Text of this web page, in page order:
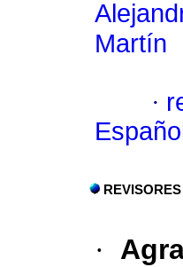
Martín
·
Español
·